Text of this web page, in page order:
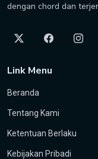
dengan chord dan
Link Menu
Beranda
Tentang Kami
Ketentuan Berlaku
Kebijakan Pribadi